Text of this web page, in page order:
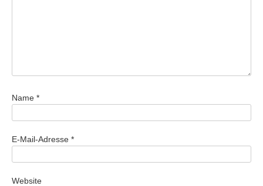
Name *
E-Mail-Adresse *
Website